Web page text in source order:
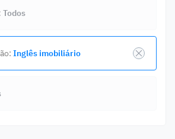
Todos
Inglês imobiliário